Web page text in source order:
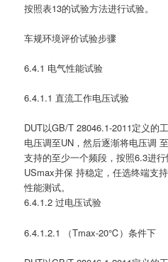
按照表13的试验方法进行试验。
车规环境评价试验步骤
6.4.1 电气性能试验
6.4.1.1 直流工作电压试验
DUT以GB/T 28046.1-2011定义的
电压调至UN，然后逐渐将电压调
支持的至少一个频段，按照6.3进
USmax并保 持稳定，任选终端支
性能测试。
6.4.1.2 过电压试验
6.4.1.2.1 （Tmax-20℃）条件下